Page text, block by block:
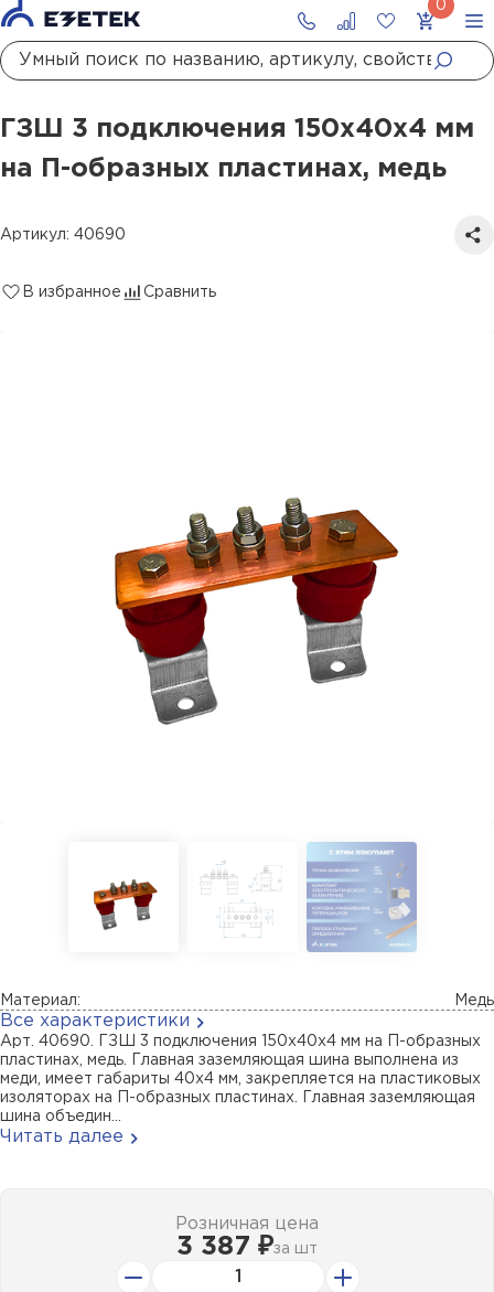
ГЗШ и шкафы ГЗШ
ГЗШ 3 подключения 150х40х4 мм на П-образных пластинах, медь
ГЗШ 3 подключения 150х40х4 мм
на П-образных пластинах, медь
Артикул: 40690
В избранное Сравнить
Материал: Медь
Все характеристики
Арт. 40690. ГЗШ 3 подключения 150х40х4 мм на П-образных
пластинах, медь. Главная заземляющая шина выполнена из
меди, имеет габариты 40х4 мм, закрепляется на пластиковых
изоляторах на П-образных пластинах. Главная заземляющая
шина объедин...
Читать далее
Розничная цена
3 387 ₽за шт